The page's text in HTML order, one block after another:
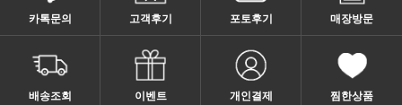
카톡문의 고객후기 포토후기 매장방문
배송조회 이벤트 개인결제 찜한상품